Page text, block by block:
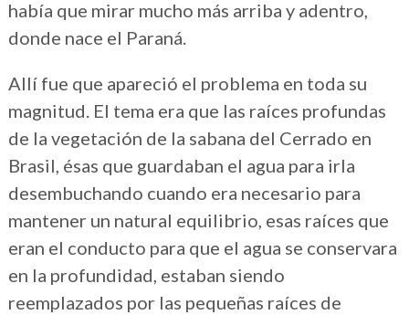
había que mirar mucho más arriba y adentro,
donde nace el Paraná.
Allí fue que apareció el problema en toda su
magnitud. El tema era que las raíces profundas
de la vegetación de la sabana del Cerrado en
Brasil, ésas que guardaban el agua para irla
desembuchando cuando era necesario para
mantener un natural equilibrio, esas raíces que
eran el conducto para que el agua se conservara
en la profundidad, estaban siendo
reemplazados por las pequeñas raíces de